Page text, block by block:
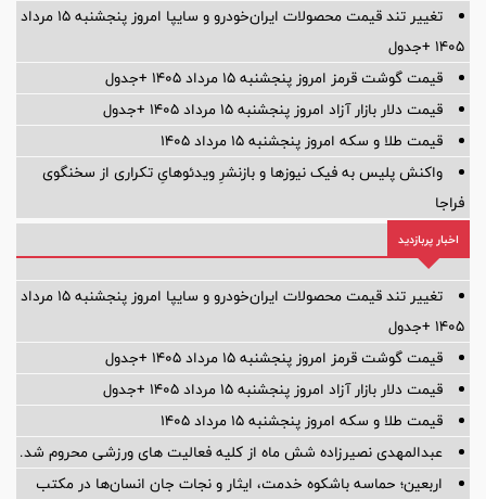
تغییر تند قیمت محصولات ایران‌خودرو و سایپا امروز پنجشنبه ۱۵ مرداد
۱۴۰۵ +جدول
قیمت گوشت قرمز امروز پنجشنبه ۱۵ مرداد ۱۴۰۵ +جدول
قیمت دلار بازار آزاد امروز پنجشنبه ۱۵ مرداد ۱۴۰۵ +جدول
قیمت طلا و سکه امروز پنجشنبه ۱۵ مرداد ۱۴۰۵
واکنش پلیس به فیک نیوزها و بازنشرِ ویدئوهایِ تکراری از سخنگوی
فراجا
اخبار پربازدید
تغییر تند قیمت محصولات ایران‌خودرو و سایپا امروز پنجشنبه ۱۵ مرداد
۱۴۰۵ +جدول
قیمت گوشت قرمز امروز پنجشنبه ۱۵ مرداد ۱۴۰۵ +جدول
قیمت دلار بازار آزاد امروز پنجشنبه ۱۵ مرداد ۱۴۰۵ +جدول
قیمت طلا و سکه امروز پنجشنبه ۱۵ مرداد ۱۴۰۵
عبدالمهدی نصیرزاده شش ماه از کلیه فعالیت های ورزشی محروم شد.
اربعین؛ حماسه باشکوه خدمت، ایثار و نجات جان انسان‌ها در مکتب